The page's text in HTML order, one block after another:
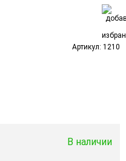
Артикул: 1210
В наличии